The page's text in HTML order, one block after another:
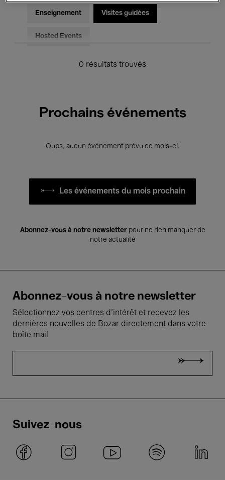
Enseignement Visites guidées
Hosted Events
0 résultats trouvés
Prochains événements
Oups, aucun événement prévu ce mois-ci.
Les événements du mois prochain
Abonnez-vous à notre newsletterpour ne rien manquer de
notre actualité
Abonnez-vous à notre newsletter
Sélectionnez vos centres d'intérêt et recevez les
dernières nouvelles de Bozar directement dans votre
boîte mail
Suivez-nous